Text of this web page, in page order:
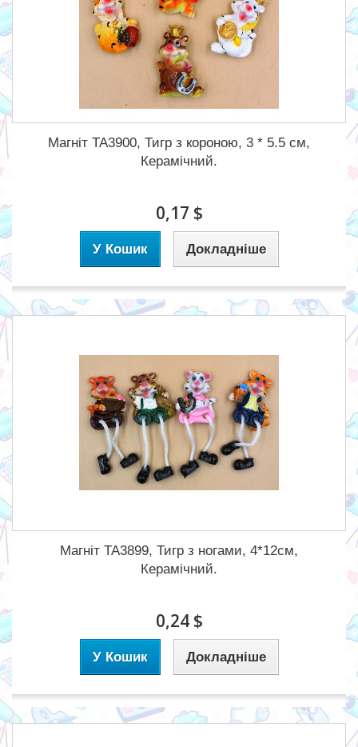
Магніт TA3900, Тигр з короною, 3 * 5.5 см,
Керамічний.
0,17 $
У Кошик Докладніше
Магніт TA3899, Тигр з ногами, 4*12см,
Керамічний.
0,24 $
У Кошик Докладніше